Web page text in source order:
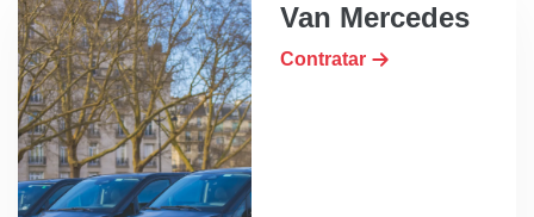
Van Mercedes
Contratar